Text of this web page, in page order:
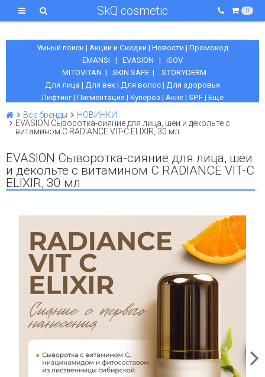
SkQ cosmetic 0
Умный поиск| Акции и Скидки | Новости | Промокод
EMANSI | EVASION | iSOV
MITOVITAN | SKIN SAFE | STORYDERM
Для лица | Для век | Для волос | Для здоровья
Лифтинг| Пигментация | Купероз | Акне | SPF | Еще
Все бренды
НОВИНКИ
EVASION Сыворотка-сияние для лица, шеи и декольте с
витамином С RADIANCE VIT-C ELIXIR, 30 мл
EVASION Сыворотка-сияние для лица, шеи
и декольте с витамином С RADIANCE VIT-C
ELIXIR, 30 мл